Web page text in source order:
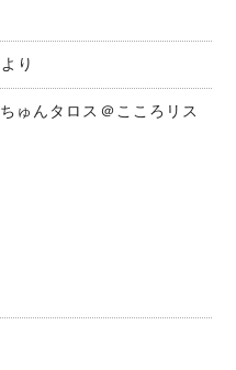
より
ちゅんタロス＠こころリス